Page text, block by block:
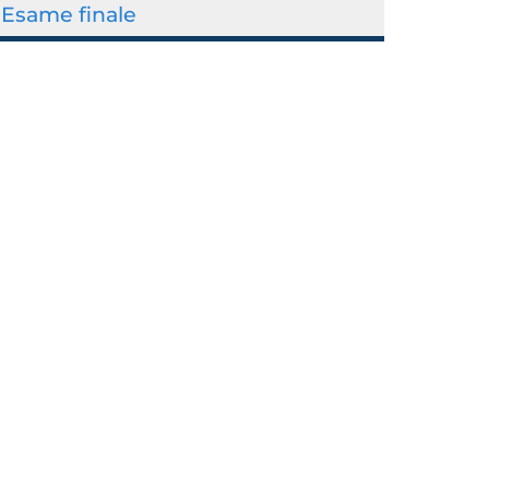
Esame finale